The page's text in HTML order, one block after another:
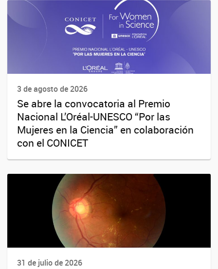
3 de agosto de 2026
Se abre la convocatoria al Premio
Nacional L’Oréal-UNESCO “Por las
Mujeres en la Ciencia” en colaboración
con el CONICET
31 de julio de 2026